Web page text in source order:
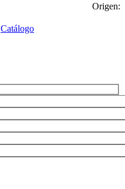
Origen:
Catálogo